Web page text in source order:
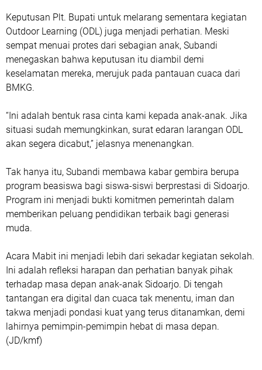
Keputusan Plt. Bupati untuk melarang sementara kegiatan
Outdoor Learning (ODL) juga menjadi perhatian. Meski
sempat menuai protes dari sebagian anak, Subandi
menegaskan bahwa keputusan itu diambil demi
keselamatan mereka, merujuk pada pantauan cuaca dari
BMKG.
“Ini adalah bentuk rasa cinta kami kepada anak-anak. Jika
situasi sudah memungkinkan, surat edaran larangan ODL
akan segera dicabut,” jelasnya menenangkan.
Tak hanya itu, Subandi membawa kabar gembira berupa
program beasiswa bagi siswa-siswi berprestasi di Sidoarjo.
Program ini menjadi bukti komitmen pemerintah dalam
memberikan peluang pendidikan terbaik bagi generasi
muda.
Acara Mabit ini menjadi lebih dari sekadar kegiatan sekolah.
Ini adalah refleksi harapan dan perhatian banyak pihak
terhadap masa depan anak-anak Sidoarjo. Di tengah
tantangan era digital dan cuaca tak menentu, iman dan
takwa menjadi pondasi kuat yang terus ditanamkan, demi
lahirnya pemimpin-pemimpin hebat di masa depan.
(JD/kmf)